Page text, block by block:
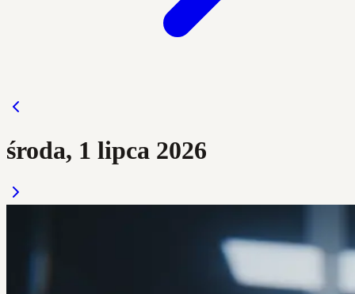
środa, 1 lipca 2026